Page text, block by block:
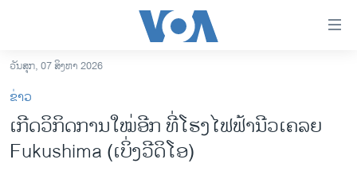
ເຂົ້າ
ຫາ
ຂ້າມ
ຂ້າມ
ຂ້າມ
ລາວ
ອາເມຣິກາ
ວັນສຸກ, 07 ສິງຫາ 2026
ຂ່າວ
ເກີດວິກິດການໃໝ່ອີກ ທີ່ໂຮງໄຟຟ້ານີວເຄລຍ
Fukushima (ເບິ່ງວີດິໂອ)